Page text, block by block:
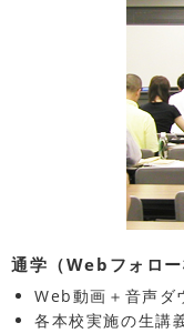
通学（Webフォロー
Web動画＋音声ダ
各本校実施の生講